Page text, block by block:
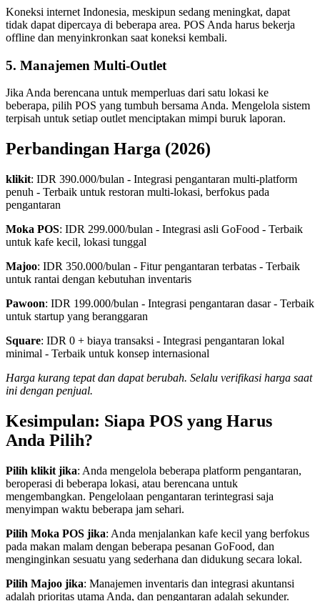
Koneksi internet Indonesia, meskipun sedang meningkat, dapat
tidak dapat dipercaya di beberapa area. POS Anda harus bekerja
offline dan menyinkronkan saat koneksi kembali.
5. Manajemen Multi-Outlet
Jika Anda berencana untuk memperluas dari satu lokasi ke
beberapa, pilih POS yang tumbuh bersama Anda. Mengelola sistem
terpisah untuk setiap outlet menciptakan mimpi buruk laporan.
Perbandingan Harga (2026)
klikit: IDR 390.000/bulan - Integrasi pengantaran multi-platform
penuh - Terbaik untuk restoran multi-lokasi, berfokus pada
pengantaran
Moka POS: IDR 299.000/bulan - Integrasi asli GoFood - Terbaik
untuk kafe kecil, lokasi tunggal
Majoo: IDR 350.000/bulan - Fitur pengantaran terbatas - Terbaik
untuk rantai dengan kebutuhan inventaris
Pawoon: IDR 199.000/bulan - Integrasi pengantaran dasar - Terbaik
untuk startup yang beranggaran
Square: IDR 0 + biaya transaksi - Integrasi pengantaran lokal
minimal - Terbaik untuk konsep internasional
Harga kurang tepat dan dapat berubah. Selalu verifikasi harga saat
ini dengan penjual.
Kesimpulan: Siapa POS yang Harus
Anda Pilih?
Pilih klikit jika: Anda mengelola beberapa platform pengantaran,
beroperasi di beberapa lokasi, atau berencana untuk
mengembangkan. Pengelolaan pengantaran terintegrasi saja
menyimpan waktu beberapa jam sehari.
Pilih Moka POS jika: Anda menjalankan kafe kecil yang berfokus
pada makan malam dengan beberapa pesanan GoFood, dan
menginginkan sesuatu yang sederhana dan didukung secara lokal.
Pilih Majoo jika: Manajemen inventaris dan integrasi akuntansi
adalah prioritas utama Anda, dan pengantaran adalah sekunder.